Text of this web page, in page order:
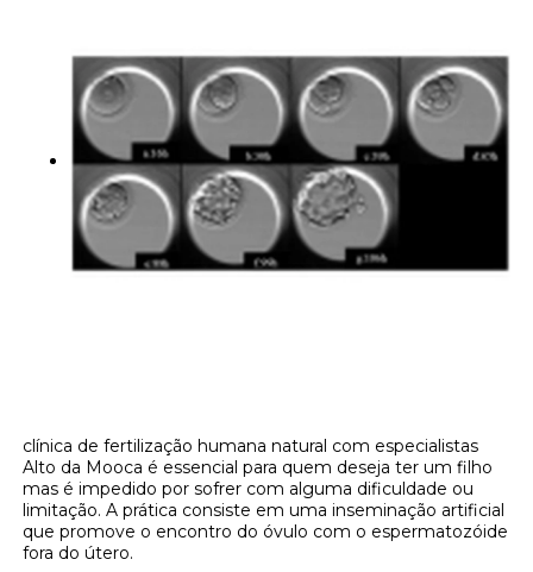
clínica de fertilização humana natural com especialistas
Alto da Mooca é essencial para quem deseja ter um filho
mas é impedido por sofrer com alguma dificuldade ou
limitação. A prática consiste em uma inseminação artificial
que promove o encontro do óvulo com o espermatozóide
fora do útero.